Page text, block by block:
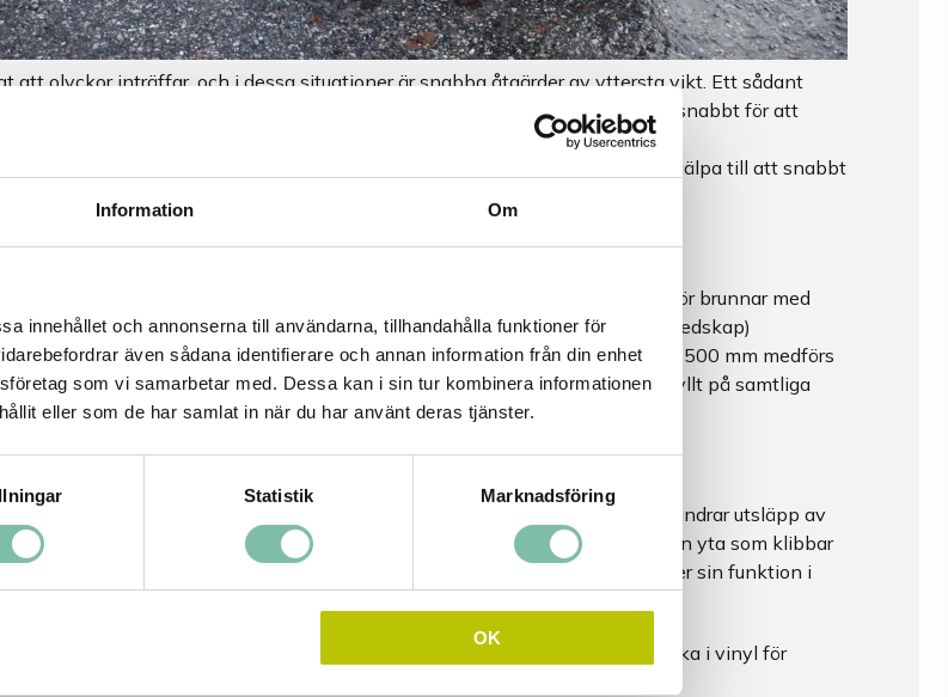
Information Om
innehållet och annonserna till användarna, tillhandahålla funktioner för
även sådana identifierare och annan information från din enhet
som vi samarbetar med. Dessa kan i sin tur kombinera informationen
eller som de har samlat in när du har använt deras tjänster.
Statistik Marknadsföring
OK
att olyckor inträffar, och i dessa situationer är snabba åtgärder av yttersta vikt. Ett sådant
eller spill av vattenskadande vätskor, där brunnar och avlopp måste säkras snabbt för att
och spridning av hälsofarliga ämnen i avloppssystemet. Där kommer våra
in i bilden. Från brunnsmattor till specialanpassade lösningar, kan vi hjälpa till att snabbt
är utformad specifikt för dagvattenbrunnar men passar också utmärkt för brunnar med
är i linje med polisens och MSBs (Myndigheten för samhällsskydd och beredskap)
Polismyndigheten har klargjort att om en tätning med måtten 1500 mm x 1500 mm medförs
kravet på tätningsanordning för brunn och avlopp att anses vara uppfyllt på samtliga
är en mångsidig lösning som fungerar både inom- och utomhus och förhindrar utsläpp av
i dagvattenbrunnar. Mattan är gjord av icke-absorberande material och har en yta som klibbar
vilket gör det lätt att avlägsna när faran är över. Våra brunnsmattor bibehåller sin funktion i
livslängd och hållbarhet, är varje brunnsmatta förpackad i en praktisk väska i vinyl för